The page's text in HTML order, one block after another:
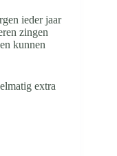
ieder jaar
zingen
kunnen
extra